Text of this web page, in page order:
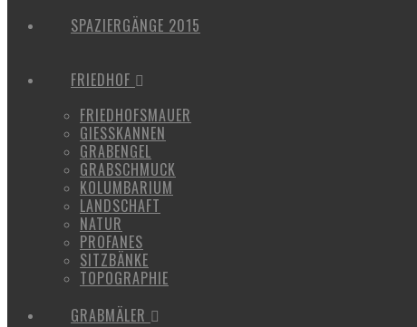
SPAZIERGÄNGE 2015
FRIEDHOF
FRIEDHOFSMAUER
GIESSKANNEN
GRABENGEL
GRABSCHMUCK
KOLUMBARIUM
LANDSCHAFT
NATUR
PROFANES
SITZBÄNKE
TOPOGRAPHIE
GRABMÄLER